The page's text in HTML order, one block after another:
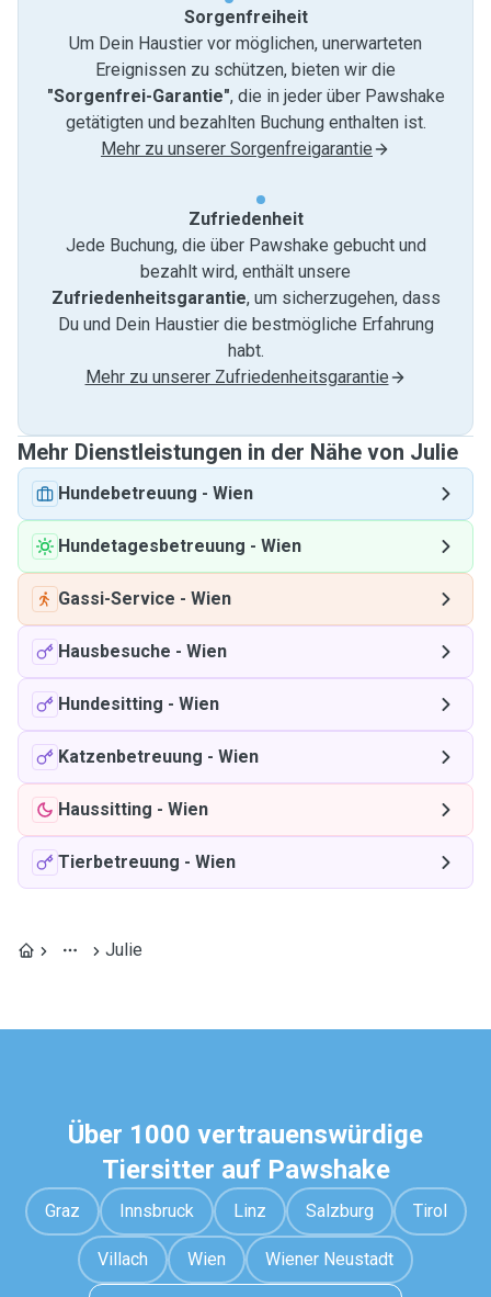
Sorgenfreiheit
Um Dein Haustier vor möglichen, unerwarteten
Ereignissen zu schützen, bieten wir die
"Sorgenfrei-Garantie", die in jeder über Pawshake
getätigten und bezahlten Buchung enthalten ist.
Mehr zu unserer Sorgenfreigarantie
Zufriedenheit
Jede Buchung, die über Pawshake gebucht und
bezahlt wird, enthält unsere
Zufriedenheitsgarantie, um sicherzugehen, dass
Du und Dein Haustier die bestmögliche Erfahrung
habt.
Mehr zu unserer Zufriedenheitsgarantie
Mehr Dienstleistungen in der Nähe von Julie
Hundebetreuung - Wien
Hundetagesbetreuung - Wien
Gassi-Service - Wien
Hausbesuche - Wien
Hundesitting - Wien
Katzenbetreuung - Wien
Haussitting - Wien
Tierbetreuung - Wien
Julie
Über 1000 vertrauenswürdige
Tiersitter auf Pawshake
Graz Innsbruck Linz Salzburg Tirol
Villach Wien Wiener Neustadt